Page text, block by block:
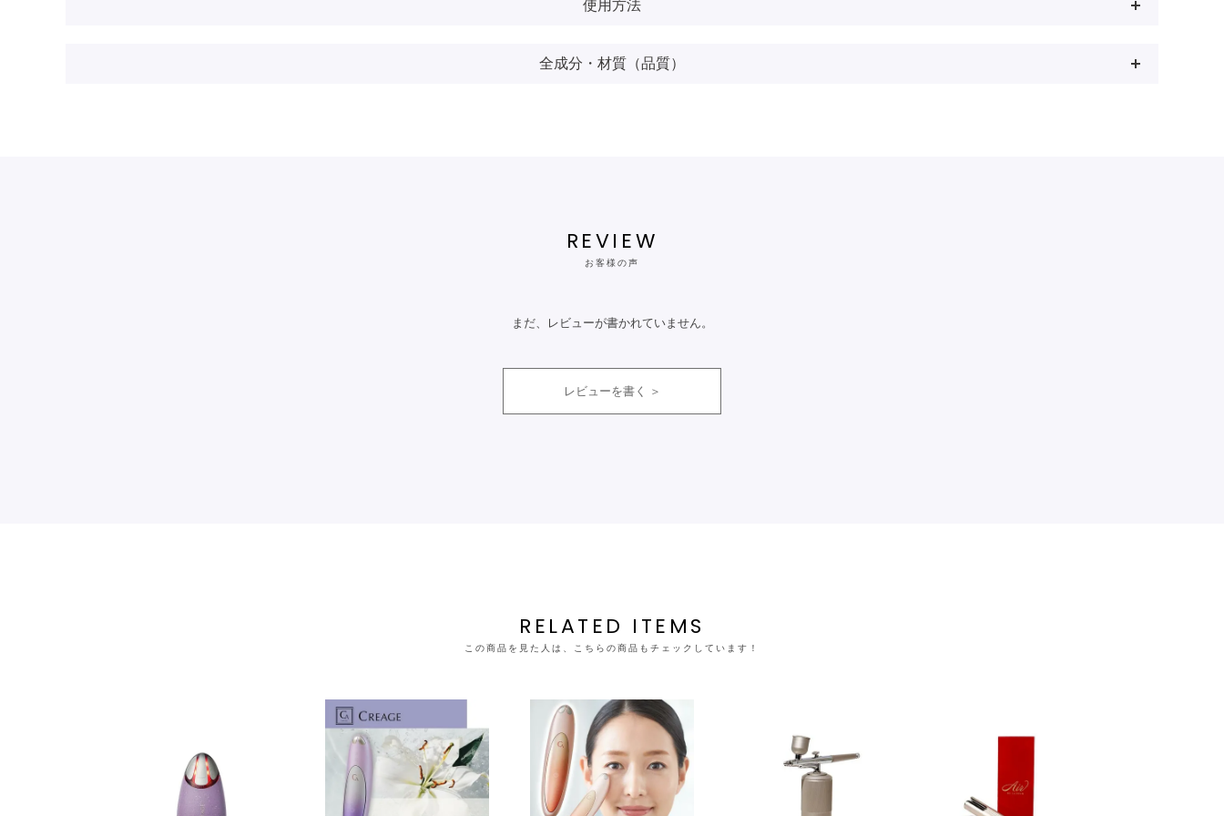
使用方法
全成分・材質（品質）
REVIEW
お客様の声
まだ、レビューが書かれていません。
レビューを書く
RELATED ITEMS
この商品を見た人は、こちらの商品もチェックしています！